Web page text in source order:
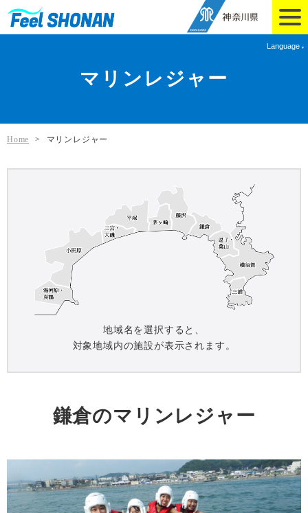
Language
マリンレジャー
Home > マリンレジャー
地域名を選択すると、
対象地域内の施設が表示されます。
鎌倉のマリンレジャー